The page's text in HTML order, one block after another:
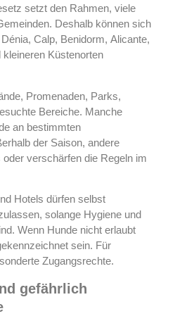
setzt den Rahmen, viele
Deshalb können sich
Calp, Benidorm, Alicante,
kleineren Küstenorten
Promenaden, Parks,
Bereiche. Manche
an bestimmten
der Saison, andere
verschärfen die Regeln im
Hotels dürfen selbst
solange Hygiene und
Wenn Hunde nicht erlaubt
sein. Für
Zugangsrechte.
gefährlich